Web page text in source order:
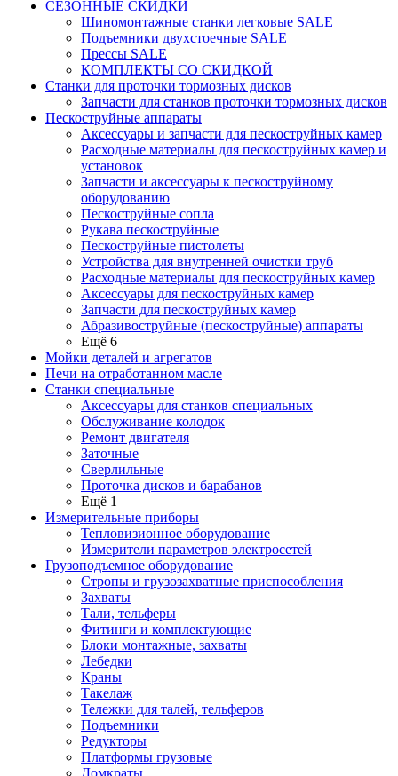
СЕЗОННЫЕ СКИДКИ
Шиномонтажные станки легковые SALE
Подъемники двухстоечные SALE
Прессы SALE
КОМПЛЕКТЫ СО СКИДКОЙ
Станки для проточки тормозных дисков
Запчасти для станков проточки тормозных дисков
Пескоструйные аппараты
Аксессуары и запчасти для пескоструйных камер
Расходные материалы для пескоструйных камер и
установок
Запчасти и аксессуары к пескоструйному
оборудованию
Пескоструйные сопла
Рукава пескоструйные
Пескоструйные пистолеты
Устройства для внутренней очистки труб
Расходные материалы для пескоструйных камер
Аксессуары для пескоструйных камер
Запчасти для пескоструйных камер
Абразивоструйные (пескоструйные) аппараты
Ещё 6
Мойки деталей и агрегатов
Печи на отработанном масле
Станки специальные
Аксессуары для станков специальных
Обслуживание колодок
Ремонт двигателя
Заточные
Сверлильные
Проточка дисков и барабанов
Ещё 1
Измерительные приборы
Тепловизионное оборудование
Измерители параметров электросетей
Грузоподъемное оборудование
Стропы и грузозахватные приспособления
Захваты
Тали, тельферы
Фитинги и комплектующие
Блоки монтажные, захваты
Лебедки
Краны
Такелаж
Тележки для талей, тельферов
Подъемники
Редукторы
Платформы грузовые
Домкраты